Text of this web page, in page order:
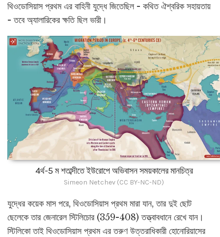
থিওডোসিয়াস প্রথম এর বাহিনী যুদ্ধে জিতেছিল - কথিত ঐশ্বরিক সহায়তায়
- তবে অ্যালারিকের ক্ষতি ছিল ভারী।
4র্থ-5 ম শতাব্দীতে ইউরোপে অভিবাসন সময়কালের মানচিত্র
Simeon Netchev (CC BY-NC-ND)
যুদ্ধের কয়েক মাস পরে, থিওডোসিয়াস প্রথম মারা যান, তার দুই ছোট
ছেলেকে তার জেনারেল স্টিলিচোর (359-408) তত্ত্বাবধানে রেখে যান।
স্টিলিকো তাই থিওডোসিয়াস প্রথম এর তরুণ উত্তরাধিকারী হোনোরিয়াসের